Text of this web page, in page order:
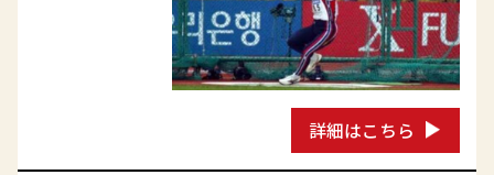
詳細はこちら